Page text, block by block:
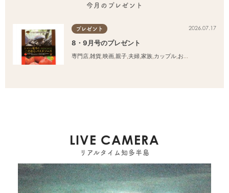
今月のプレゼント
プレゼント 2026.07.17
8・9月号のプレゼント
専門店,雑貨,映画,親子,夫婦,家族,カップル,おひとりさま
LIVE CAMERA
リアルタイム知多半島